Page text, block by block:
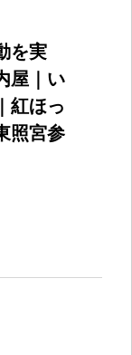
を実
屋｜い
紅ほっ
照宮参